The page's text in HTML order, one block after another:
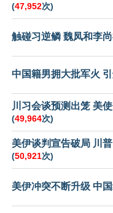
(47,952次)
触碰习逆鳞 魏凤和李
中国籍男拥大批军火
川习会谈预测出笼 美
(49,964次)
美伊谈判宣告破局 川
(50,921次)
美伊冲突不断升级 中